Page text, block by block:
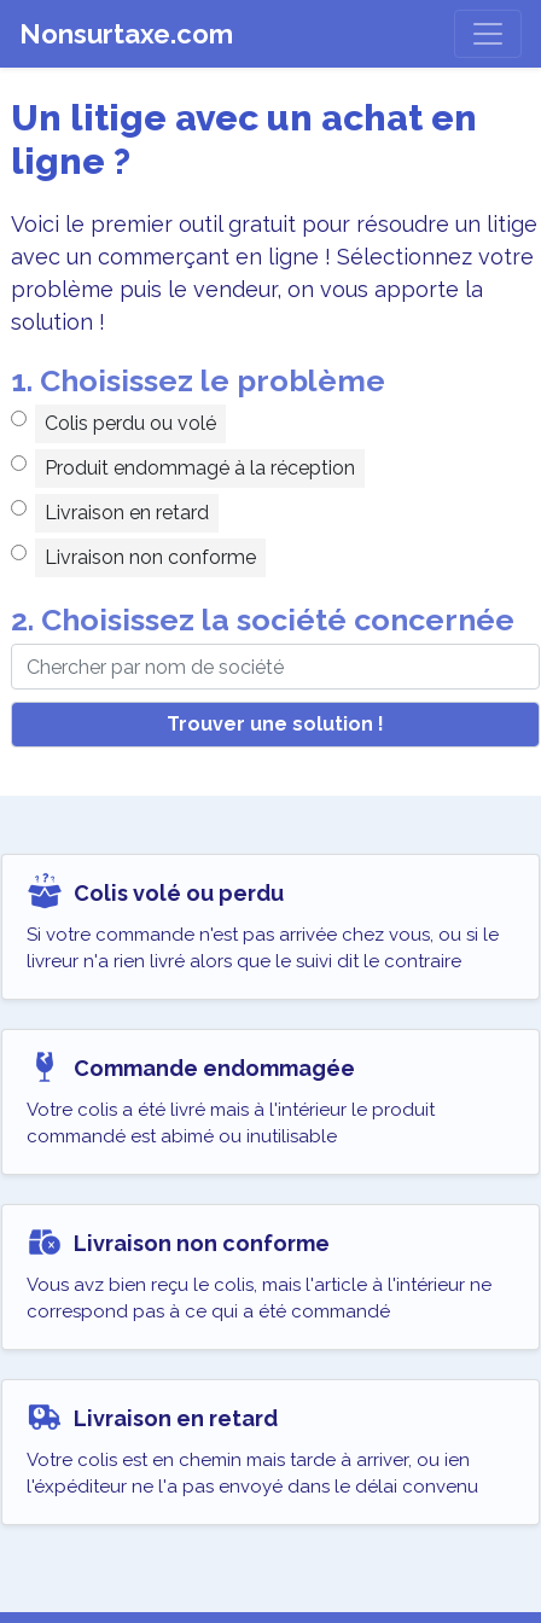
Nonsurtaxe.com
Un litige avec un achat en
ligne ?
Voici le premier outil gratuit pour résoudre un litige
avec un commerçant en ligne ! Sélectionnez votre
problème puis le vendeur, on vous apporte la
solution !
1. Choisissez le problème
Colis perdu ou volé
Produit endommagé à la réception
Livraison en retard
Livraison non conforme
2. Choisissez la société concernée
Trouver une solution !
Colis volé ou perdu
Si votre commande n'est pas arrivée chez vous, ou si le
livreur n'a rien livré alors que le suivi dit le contraire
Commande endommagée
Votre colis a été livré mais à l'intérieur le produit
commandé est abimé ou inutilisable
Livraison non conforme
Vous avz bien reçu le colis, mais l'article à l'intérieur ne
correspond pas à ce qui a été commandé
Livraison en retard
Votre colis est en chemin mais tarde à arriver, ou ien
l'éxpéditeur ne l'a pas envoyé dans le délai convenu